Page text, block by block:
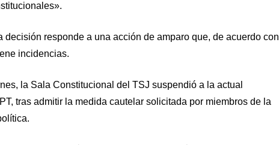
decisión responde a una acción de amparo que, de acuerdo con
incidencias.
la Sala Constitucional del TSJ suspendió a la actual
tras admitir la medida cautelar solicitada por miembros de la